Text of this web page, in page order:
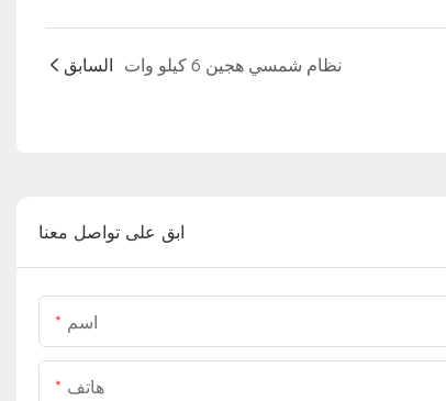
السابق نظام شمسي هجين 6 كيلو وات
ابق على تواصل معنا
اسم
هاتف